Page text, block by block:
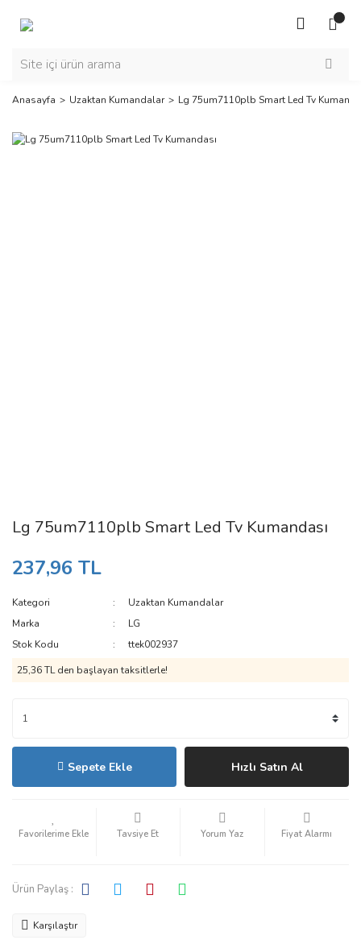
Anasayfa Uzaktan Kumandalar Lg 75um7110plb Smart Led Tv
Lg 75um7110plb Smart Led Tv Kumandası
237,96 TL
Kategori
Uzaktan Kumandalar
Marka
LG
Stok Kodu
ttek002937
25,36 TL den başlayan taksitlerle!
Sepete Ekle Hızlı Satın Al
Tavsiye Et Yorum Yaz Fiyat Alarmı
Ürün Paylaş :
Karşılaştır